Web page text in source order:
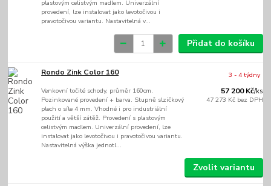
plastovým celistvým madlem. Univerzální
provedení, lze instalovat jako levotočivou i
pravotočivou variantu. Nastavitelná v...
Přidat do košíku
Rondo Zink Color 160
Venkovní točité schody, průměr 160cm.
Pozinkované provedení + barva. Stupně slzičkový
plech o síle 4 mm. Vhodné i pro industriální
použití a větší zátěž. Provedení s plastovým
celistvým madlem. Univerzální provedení, lze
instalovat jako levotočivou i pravotočivou variantu.
Nastavitelná výška jednotl...
57 200 Kč/ks
47 273 Kč bez DPH
3 - 4 týdny
Zvolit variantu